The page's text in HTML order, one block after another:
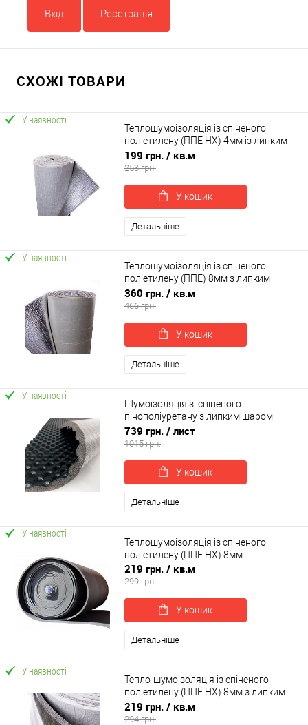
Вхід Реєстрація
СХОЖІ ТОВАРИ
У наявності
Теплошумоізоляція із спіненого
поліетилену (ППЕ НХ) 4мм із липким
шаром +фольга
199 грн. / кв.м
253 грн.
У кошик
Детальніше
У наявності
Теплошумоізоляція із спіненого
поліетилену (ППЕ) 8мм з липким
шаром +фольга
360 грн. / кв.м
466 грн.
У кошик
Детальніше
У наявності
Шумоізоляція зі спіненого
пінополіуретану з липким шаром
100х50х1.5см SoundWave 15 PU (sp-
0087)
739 грн. / лист
1015 грн.
У кошик
Детальніше
У наявності
Теплошумоізоляція із спіненого
поліетилену (ППЕ НХ) 8мм
219 грн. / кв.м
299 грн.
У кошик
Детальніше
У наявності
Тепло-шумоізоляція із спіненого
поліетилену (ППЕ НХ) 8мм з липким
шаром
219 грн. / кв.м
294 грн.